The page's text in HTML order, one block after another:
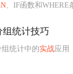
、IF函数和WHERE条件的使用方法。通过实际案例展
统计技巧
统计中的实战应用，涵